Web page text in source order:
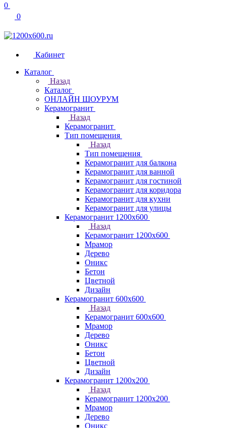
0
0
Кабинет
Каталог
Назад
Каталог
ОНЛАЙН ШОУРУМ
Керамогранит
Назад
Керамогранит
Тип помещения
Назад
Тип помещения
Керамогранит для балкона
Керамогранит для ванной
Керамогранит для гостиной
Керамогранит для коридора
Керамогранит для кухни
Керамогранит для улицы
Керамогранит 1200х600
Назад
Керамогранит 1200х600
Мрамор
Дерево
Оникс
Бетон
Цветной
Дизайн
Керамогранит 600х600
Назад
Керамогранит 600х600
Мрамор
Дерево
Оникс
Бетон
Цветной
Дизайн
Керамогранит 1200x200
Назад
Керамогранит 1200x200
Мрамор
Дерево
Оникс